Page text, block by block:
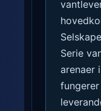
Serie
arenaer